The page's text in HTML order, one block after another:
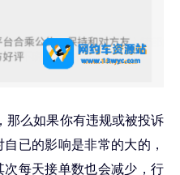
那么如果你有违规或被投诉
已的影响是非常的大的，
每天接单数也会减少，行